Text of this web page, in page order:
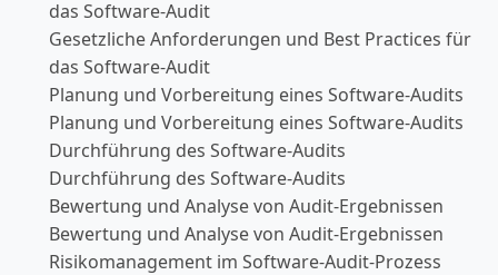
das Software-Audit
Gesetzliche Anforderungen und Best Practices für
das Software-Audit
Planung und Vorbereitung eines Software-Audits
Planung und Vorbereitung eines Software-Audits
Durchführung des Software-Audits
Durchführung des Software-Audits
Bewertung und Analyse von Audit-Ergebnissen
Bewertung und Analyse von Audit-Ergebnissen
Risikomanagement im Software-Audit-Prozess